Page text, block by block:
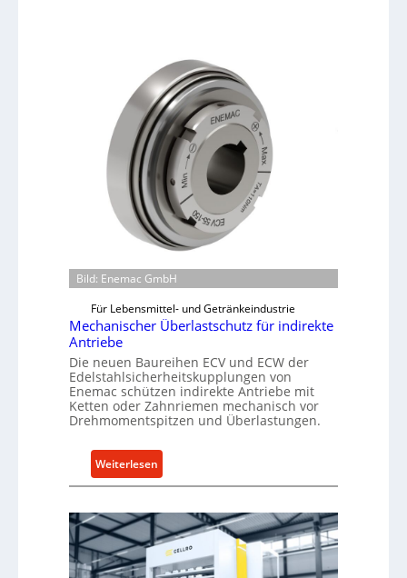
Bild: Enemac GmbH
Für Lebensmittel- und Getränkeindustrie
Mechanischer Überlastschutz für indirekte
Antriebe
Die neuen Baureihen ECV und ECW der
Edelstahlsicherheitskupplungen von
Enemac schützen indirekte Antriebe mit
Ketten oder Zahnriemen mechanisch vor
Drehmomentspitzen und Überlastungen.
Weiterlesen:
M
c
h